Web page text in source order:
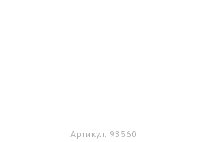
Артикул: 93560